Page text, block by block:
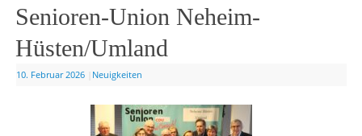
Senioren-Union Neheim-
Hüsten/Umland
10. Februar 2026 Neuigkeiten